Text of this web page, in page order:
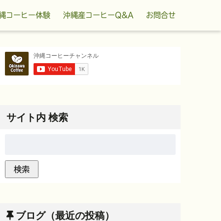
コーヒー体験 沖縄産コーヒーQ&A お問合せ
サイト内 検索
ブログ（最近の投稿）